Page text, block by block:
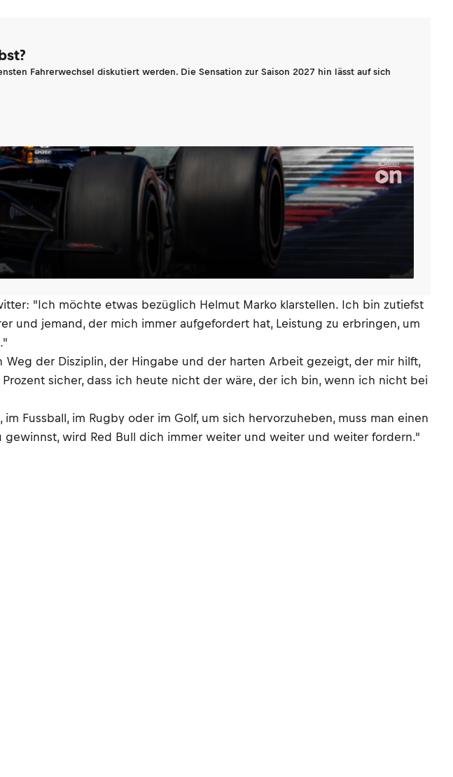
Fahrerwechsel diskutiert werden. Die Sensation zur Saison 2027 hin lässt auf sich
"Ich möchte etwas bezüglich Helmut Marko klarstellen. Ich bin zutiefst
und jemand, der mich immer aufgefordert hat, Leistung zu erbringen, um
der Disziplin, der Hingabe und der harten Arbeit gezeigt, der mir hilft,
sicher, dass ich heute nicht der wäre, der ich bin, wenn ich nicht bei
Fussball, im Rugby oder im Golf, um sich hervorzuheben, muss man einen
wird Red Bull dich immer weiter und weiter und weiter fordern."